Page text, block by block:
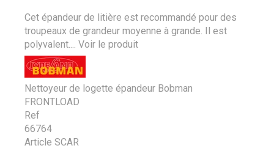
Cet épandeur de litière est recommandé pour des
troupeaux de grandeur moyenne à grande. Il est
polyvalent....
Voir le produit
Nettoyeur de logette épandeur Bobman
FRONTLOAD
Ref
66764
Article SCAR